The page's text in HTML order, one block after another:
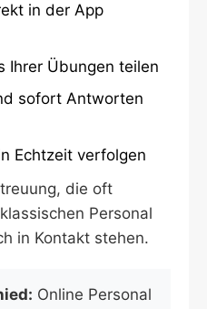
in der App
Ihrer Übungen teilen
sofort Antworten
Echtzeit verfolgen
die oft
Personal
in Kontakt stehen.
Online Personal